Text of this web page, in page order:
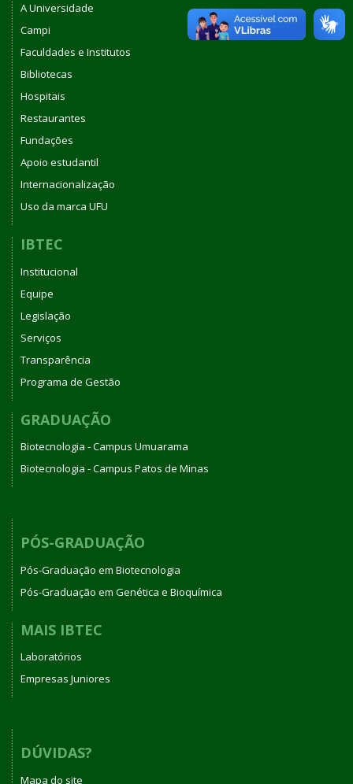
A Universidade
Campi
Faculdades e Institutos
Bibliotecas
Hospitais
Restaurantes
Fundações
Apoio estudantil
Internacionalização
Uso da marca UFU
IBTEC
Institucional
Equipe
Legislação
Serviços
Transparência
Programa de Gestão
GRADUAÇÃO
Biotecnologia - Campus Umuarama
Biotecnologia - Campus Patos de Minas
PÓS-GRADUAÇÃO
Pós-Graduação em Biotecnologia
Pós-Graduação em Genética e Bioquímica
MAIS IBTEC
Laboratórios
Empresas Juniores
DÚVIDAS?
Mapa do site